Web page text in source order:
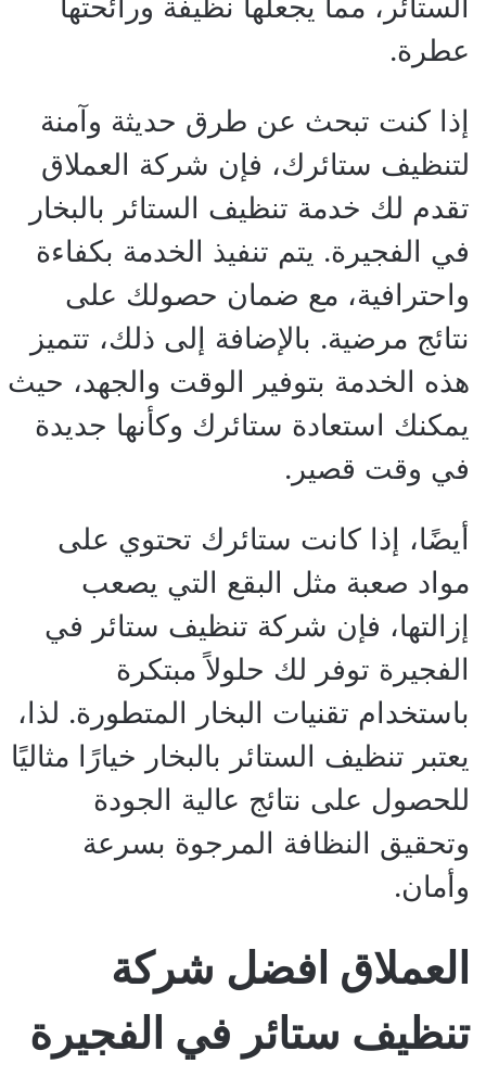
عطرة.
إذا كنت تبحث عن طرق حديثة وآمنة
لتنظيف ستائرك، فإن شركة العملاق
تقدم لك خدمة تنظيف الستائر بالبخار
في الفجيرة. يتم تنفيذ الخدمة بكفاءة
واحترافية، مع ضمان حصولك على
نتائج مرضية. بالإضافة إلى ذلك، تتميز
هذه الخدمة بتوفير الوقت والجهد، حيث
يمكنك استعادة ستائرك وكأنها جديدة
في وقت قصير.
أيضًا، إذا كانت ستائرك تحتوي على
مواد صعبة مثل البقع التي يصعب
إزالتها، فإن شركة تنظيف ستائر في
الفجيرة توفر لك حلولاً مبتكرة
باستخدام تقنيات البخار المتطورة. لذا،
يعتبر تنظيف الستائر بالبخار خيارًا مثاليًا
للحصول على نتائج عالية الجودة
وتحقيق النظافة المرجوة بسرعة
وأمان.
العملاق افضل شركة
تنظيف ستائر في الفجيرة